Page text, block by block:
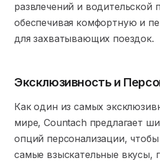
развлечений и водительской
обеспечивая комфортную и
для захватывающих поездок.
Эксклюзивность и
Как один из самых
мире, Countach предлагает
опций персонализации,
самые взыскательные вкусы,